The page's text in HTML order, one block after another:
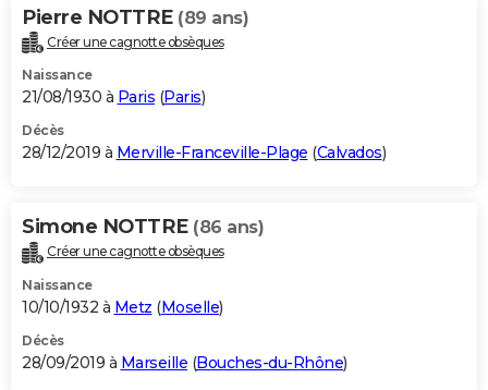
Pierre NOTTRE (89 ans)
Créer une cagnotte obsèques
Naissance
21/08/1930 à Paris (Paris)
Décès
28/12/2019 à Merville-Franceville-Plage (Calvados)
Simone NOTTRE (86 ans)
Créer une cagnotte obsèques
Naissance
10/10/1932 à Metz (Moselle)
Décès
28/09/2019 à Marseille (Bouches-du-Rhône)